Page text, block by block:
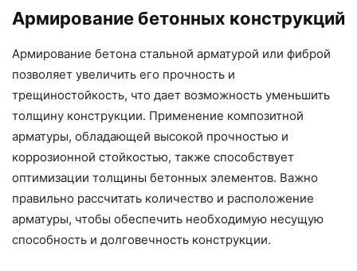
Армирование бетонных конструкций
Армирование бетона стальной арматурой или фиброй
позволяет увеличить его прочность и
трещиностойкость, что дает возможность уменьшить
толщину конструкции. Применение композитной
арматуры, обладающей высокой прочностью и
коррозионной стойкостью, также способствует
оптимизации толщины бетонных элементов. Важно
правильно рассчитать количество и расположение
арматуры, чтобы обеспечить необходимую несущую
способность и долговечность конструкции.